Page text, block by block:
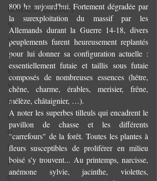
HOMMES CÉLÈBRES
V
S
R
N
M
L
G
F
D
C
800 ha aujourd'hui. Fortement dégradée par
la surexploitation du massif par les
Allemands durant la Guerre 14-18, divers
peuplements furent heureusement replantés
pour lui donner sa configuration actuelle :
essentiellement futaie et taillis sous futaie
composés de nombreuses essences (hêtre,
chêne, charme, érables, merisier, frêne,
mélèze, châtaignier, …).
A noter les superbes tilleuls qui encadrent le
pavillon de chasse et les différents
"carrefours" de la forêt. Toutes les plantes à
fleurs susceptibles de proliférer en milieu
boisé s'y trouvent... Au printemps, narcisse,
anémone sylvie, jacinthe, violettes,